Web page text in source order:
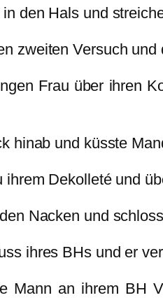
den Hals und
zweiten Versuch
Frau über ihren
hinab und küsste
Dekolleté und
Nacken und
ihres BHs und er
Mann an ihrem BH